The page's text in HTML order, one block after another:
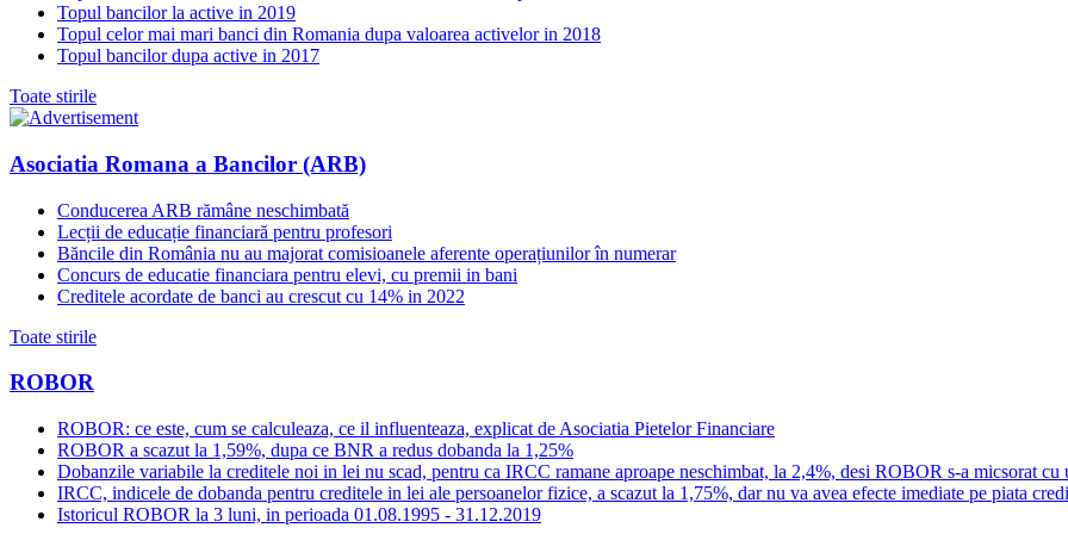
Topul bancilor la active in 2019
Topul celor mai mari banci din Romania dupa valoarea activelor in 2018
Topul bancilor dupa active in 2017
Toate stirile
Asociatia Romana a Bancilor (ARB)
Conducerea ARB rămâne neschimbată
Lecții de educație financiară pentru profesori
Băncile din România nu au majorat comisioanele aferente operațiunilor în numerar
Concurs de educatie financiara pentru elevi, cu premii in bani
Creditele acordate de banci au crescut cu 14% in 2022
Toate stirile
ROBOR
ROBOR: ce este, cum se calculeaza, ce il influenteaza, explicat de Asociatia Pietelor Financiare
ROBOR a scazut la 1,59%, dupa ce BNR a redus dobanda la 1,25%
Dobanzile variabile la creditele noi in lei nu scad, pentru ca IRCC ramane aproape neschimbat, la 2,4%, desi ROBOR s-a micsorat cu
IRCC, indicele de dobanda pentru creditele in lei ale persoanelor fizice, a scazut la 1,75%, dar nu va avea efecte imediate pe piata
Istoricul ROBOR la 3 luni, in perioada 01.08.1995 - 31.12.2019